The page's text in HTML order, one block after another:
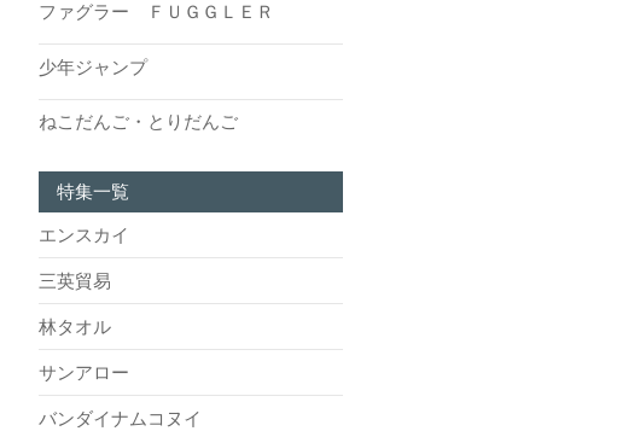
ファグラー ＦＵＧＧＬＥＲ
少年ジャンプ
ねこだんご・とりだんご
特集一覧
エンスカイ
三英貿易
林タオル
サンアロー
バンダイナムコヌイ